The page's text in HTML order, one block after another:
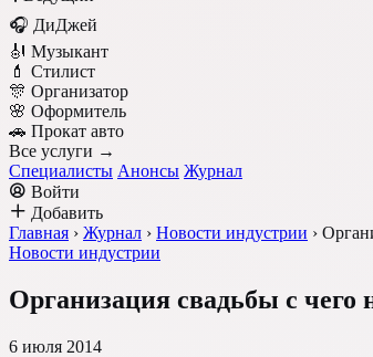
🎧 ДиДжей
🎻 Музыкант
💄 Стилист
🎊 Организатор
🌸 Оформитель
🚗 Прокат авто
Все услуги →
Специалисты Анонсы Журнал
Войти
Добавить
Главная › Журнал › Новости индустрии ›
Новости индустрии
Организация свадьбы с чего
6 июля 2014